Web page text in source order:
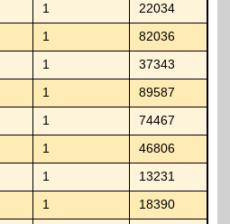
1 22034
1 82036
1 37343
1 89587
1 74467
1 46806
1 13231
1 18390